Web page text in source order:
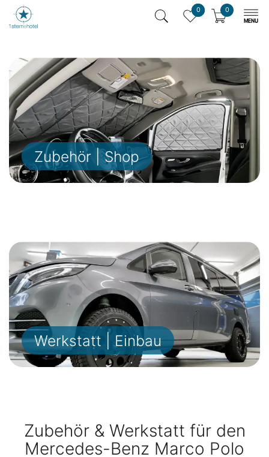
0 0
Zubehör | Shop
Werkstatt | Einbau
Zubehör & Werkstatt für den
Mercedes-Benz Marco Polo